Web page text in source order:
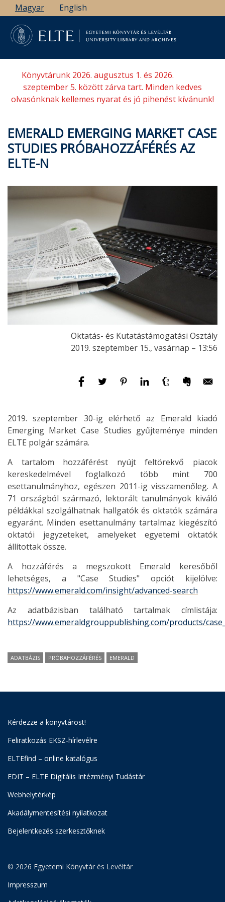
Ugrás
a
tartalomra
Magyar English
Könyvtárunk 2026. augusztus 1. és 2026.
szeptember 5. között zárva tart. Minden kedves
olvasónknak kellemes nyarat és jó pihenést kívánunk!
EMERALD EMERGING MARKET CASE
STUDIES PRÓBAHOZZÁFÉRÉS AZ
ELTE-N
Oktatás- és Kutatástámogatási Osztály
2019. szeptember 15., vasárnap – 13:56
2019. szeptember 30-ig elérhető az Emerald kiadó
Emerging Market Case Studies gyűjteménye minden
ELTE polgár számára.
A tartalom hozzáférést nyújt feltörekvő piacok
kereskedelmével foglalkozó több mint 700
esettanulmányhoz, egészen 2011-ig visszamenőleg. A
71 országból származó, lektorált tanulmányok kiváló
példákkal szolgálhatnak hallgatók és oktatók számára
egyaránt. Minden esettanulmány tartalmaz kiegészító
oktatói jegyzeteket, amelyeket egyetemi oktatók
állítottak össze.
A hozzáférés a megszokott Emerald keresőből
lehetséges, a "Case Studies" opciót kijelölve:
https://www.emerald.com/insight/advanced-search
Az adatbázisban található tartalmak címlistája:
https://www.emeraldgrouppublishing.com/products/
ADATBÁZIS PRÓBAHOZZÁFÉRÉS EMERALD
Kérdezze a könyvtárost!
Feliratkozás EKSZ-hírlevélre
ELTEfind – online katalógus
EDIT – ELTE Digitális Intézményi Tudástár
Webhelytérkép
Akadálymentesítési nyilatkozat
Bejelentkezés szerkesztőknek
© 2026 Egyetemi Könyvtár és Levéltár
Impresszum